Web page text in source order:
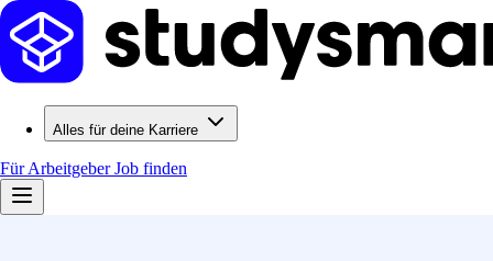
Alles für deine Karriere
Für ArbeitgeberJob finden